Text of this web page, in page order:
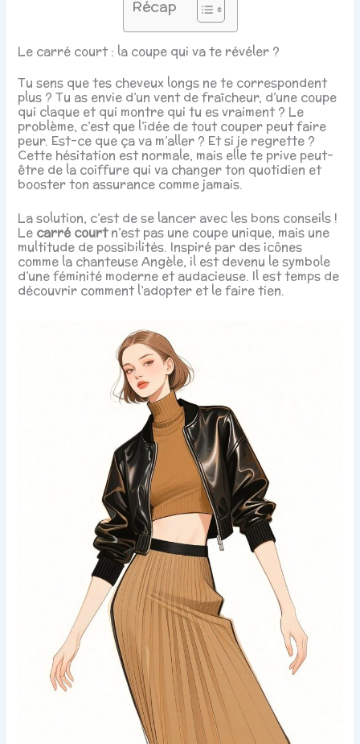
Récap
Le carré court : la coupe qui va te révéler ?
Tu sens que tes cheveux longs ne te correspondent
plus ? Tu as envie d’un vent de fraîcheur, d’une coupe
qui claque et qui montre qui tu es vraiment ? Le
problème, c’est que l’idée de tout couper peut faire
peur. Est-ce que ça va m’aller ? Et si je regrette ?
Cette hésitation est normale, mais elle te prive peut-
être de la coiffure qui va changer ton quotidien et
booster ton assurance comme jamais.
La solution, c’est de se lancer avec les bons conseils !
Le carré courtn’est pas une coupe unique, mais une
multitude de possibilités. Inspiré par des icônes
comme la chanteuse Angèle, il est devenu le symbole
d’une féminité moderne et audacieuse. Il est temps de
découvrir comment l’adopter et le faire tien.